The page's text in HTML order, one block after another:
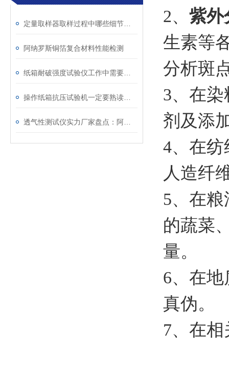
阿纳罗斯铜箔复合材料性能检测
2、 紫外
生素等
分析斑
3、在
剂及添
4、在
人造纤
5、在
的蔬菜
量。
6、在
真伪。
7、在